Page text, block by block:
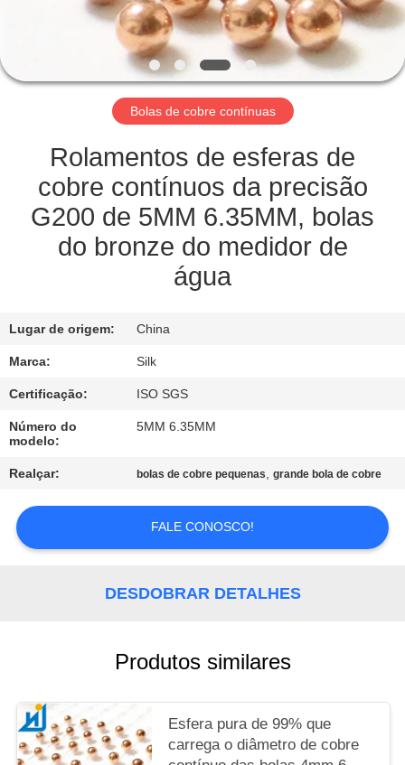
CONTROLE
QUALIDADE
CONTACTE-
NOS
NOTÍCIA
PEÇA
UMAS
CITAÇÕES
MAPA
DO
SITE
PRIVACY
Bolas de cobre contínuas
Rolamentos de esferas de
cobre contínuos da precisão
G200 de 5MM 6.35MM, bolas
do bronze do medidor de
água
Lugar de origem: China
Marca: Silk
Certificação: ISO SGS
Número do
modelo:
5MM 6.35MM
Realçar: bolas de cobre pequenas,grande bola de cobre
FALE CONOSCO!
DESDOBRAR DETALHES
Produtos similares
Esfera pura de 99% que
carrega o diâmetro de cobre